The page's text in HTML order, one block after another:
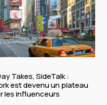
Takes, SideTalk :
est devenu un plateau
les influenceurs